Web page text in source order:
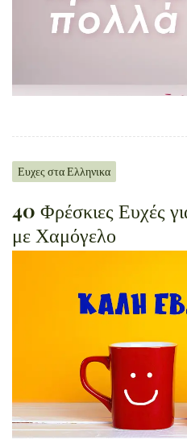
Ευχες στα Ελληνικα
40 Φρέσκιες Ευχές
με Χαμόγελο